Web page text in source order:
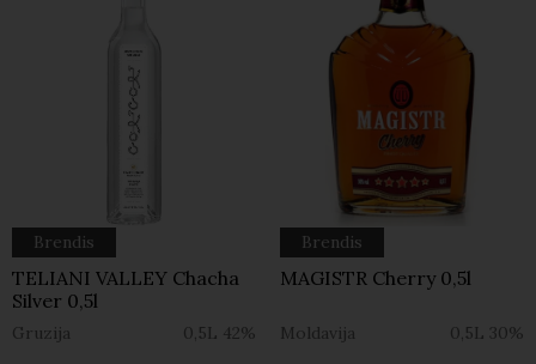
Brendis
TELIANI VALLEY Chacha
Silver 0,5l
Gruzija 0,5L 42%
Brendis
MAGISTR Cherry 0,5l
Moldavija 0,5L 30%